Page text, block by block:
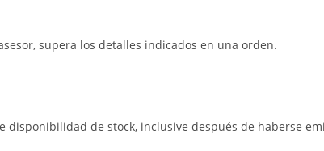
supera los detalles indicados en una orden.
de stock, inclusive después de haberse